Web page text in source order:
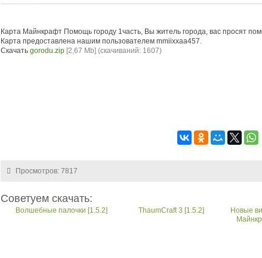
Карта Майнкрафт Помощь городу 1часть, Вы житель города, вас просят
Карта предоставлена нашим пользователем mmiixxaa457.
Скачать gorodu.zip [2,67 Mb] (cкачиваний: 1607)
Просмотров: 7817
Советуем скачать:
Волшебные палочки [1.5.2] ThaumCraft 3 [1.5.2]
Новые